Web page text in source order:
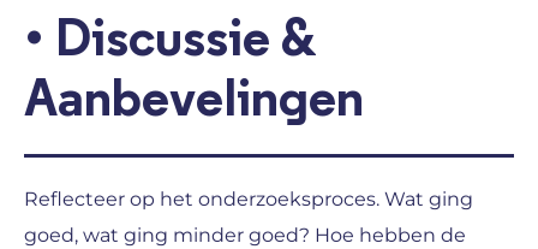
• Discussie &
Aanbevelingen
Reflecteer op het onderzoeksproces. Wat ging
goed, wat ging minder goed? Hoe hebben de